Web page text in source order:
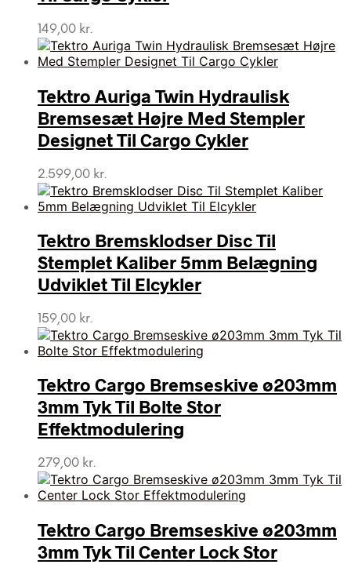
149,00 kr.
Tektro Auriga Twin Hydraulisk
Bremsesæt Højre Med Stempler
Designet Til Cargo Cykler
2.599,00 kr.
Tektro Bremsklodser Disc Til
Stemplet Kaliber 5mm Belægning
Udviklet Til Elcykler
159,00 kr.
Tektro Cargo Bremseskive ø203mm
3mm Tyk Til Bolte Stor
Effektmodulering
279,00 kr.
Tektro Cargo Bremseskive ø203mm
3mm Tyk Til Center Lock Stor